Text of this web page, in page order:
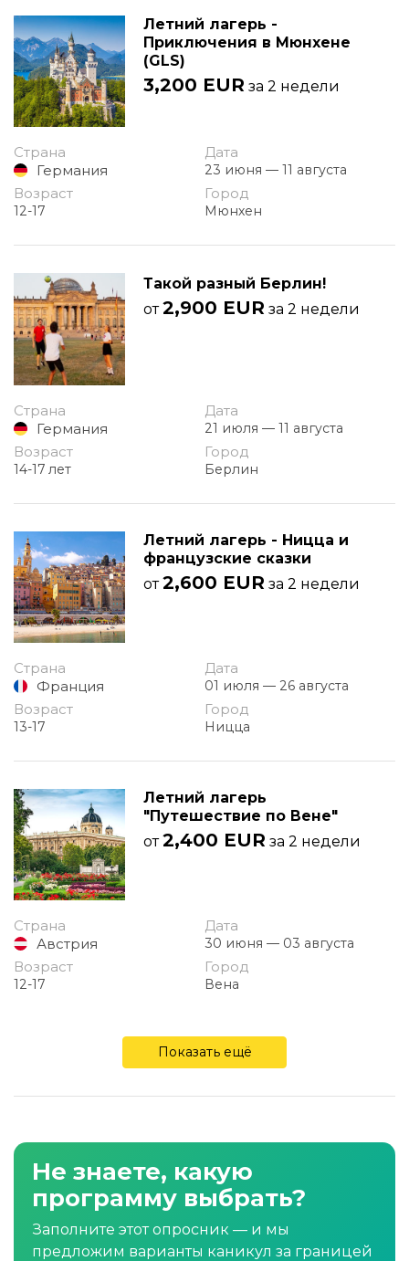
Летний лагерь -
Приключения в Мюнхене
(GLS)
3,200 EUR за 2 недели
Страна
Германия
Дата
23 июня — 11 августа
Возраст
12-17
Город
Мюнхен
Такой разный Берлин!
от2,900 EUR за 2 недели
Страна
Германия
Дата
21 июля — 11 августа
Возраст
14-17 лет
Город
Берлин
Летний лагерь - Ницца и
французские сказки
от2,600 EUR за 2 недели
Страна
Франция
Дата
01 июля — 26 августа
Возраст
13-17
Город
Ницца
Летний лагерь
"Путешествие по Вене"
от2,400 EUR за 2 недели
Страна
Австрия
Дата
30 июня — 03 августа
Возраст
12-17
Город
Вена
Показать ещё
Не знаете, какую
программу выбрать?
Заполните этот опросник — и мы
предложим варианты каникул за границей